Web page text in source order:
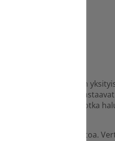
voi olla kahden
rahoituksesta vastaavat
yksityishenkilöiltä, jotka
tekemään voittoa.